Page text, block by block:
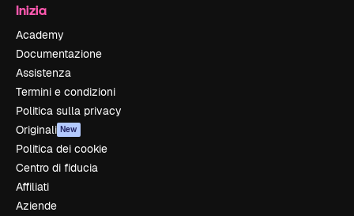
Inizia
Academy
Documentazione
Assistenza
Termini e condizioni
Politica sulla privacy
Originali New
Politica dei cookie
Centro di fiducia
Affiliati
Aziende